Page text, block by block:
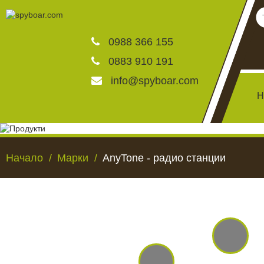
0988 366 155
0883 910 191
info@spyboar.com
Ловни камери
Фотокапани на живо
Камери за
Начало Марки AnyTone - радио станции